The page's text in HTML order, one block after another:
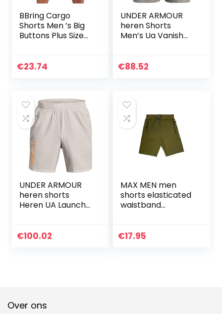
BBring Cargo
Shorts Men ’s Big
Buttons Plus Size
modieuze
€23.74
UNDER ARMOUR
heren Shorts
Men’s Ua Vanish
€88.52
UNDER ARMOUR
heren shorts
Heren UA Launch
€100.02
MAX MEN men
shorts elasticated
waistband
shorts sport and
€17.95
Over ons